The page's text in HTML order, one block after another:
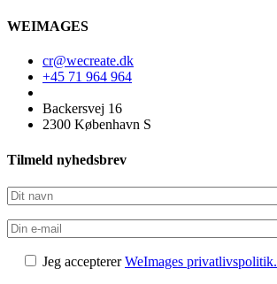
WEIMAGES
cr@wecreate.dk
+45 71 964 964
Backersvej 16
2300 København S
Tilmeld nyhedsbrev
Jeg acceptererWeImages privatlivspolitik.